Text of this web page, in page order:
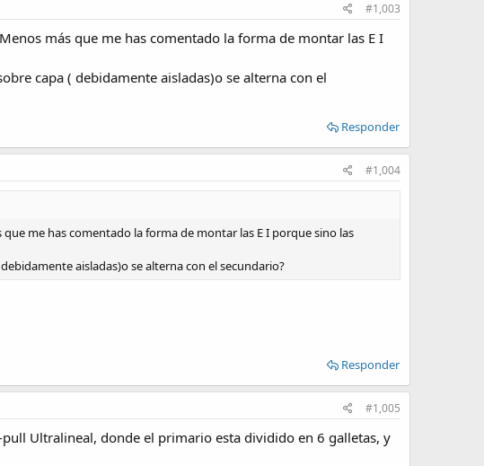
#1,003
más que me has comentado la forma de montar las E I
capa ( debidamente aisladas)o se alterna con el
Responder
#1,004
me has comentado la forma de montar las E I porque sino las
aisladas)o se alterna con el secundario?
Responder
#1,005
Ultralineal, donde el primario esta dividido en 6 galletas, y